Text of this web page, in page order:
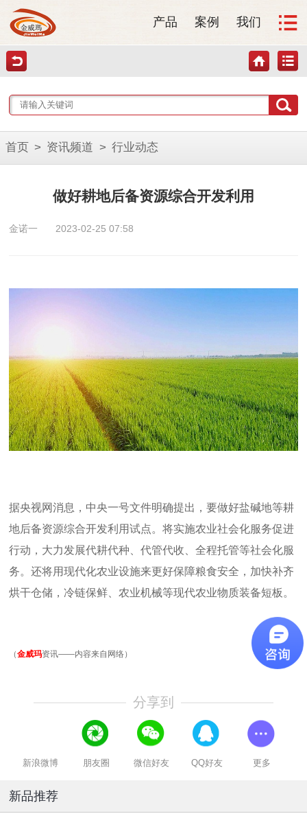
产品 案例 我们
首页 > 资讯频道 > 行业动态
做好耕地后备资源综合开发利用
金诺一 2023-02-25 07:58
据央视网消息，中央一号文件明确提出，要做好盐碱地等耕
地后备资源综合开发利用试点。 将实施农业社会化服务促进
行动，大力发展代耕代种、代管代收、全程托管等社会化服
务。 还将用现代化农业设施来更好保障粮食安全，加快补齐
烘干仓储，冷链保鲜、农业机械等现代农业物质装备短板。
（金威玛资讯——内容来自网络）
分享到
新浪微博 朋友圈 微信好友 QQ好友 更多
新品推荐